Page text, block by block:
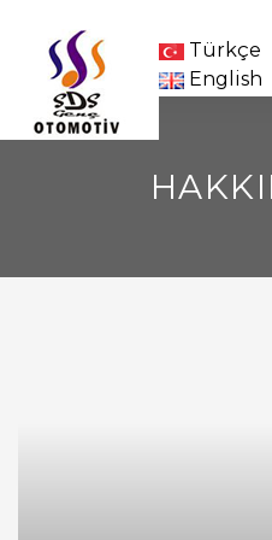
Türkçe
English